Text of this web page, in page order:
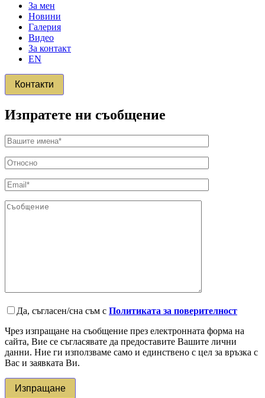
За мен
Новини
Галерия
Видео
За контакт
EN
Контакти
Изпратете ни съобщение
Да, съгласен/сна съм с Политиката за поверителност
Чрез изпращане на съобщение през електронната форма на
сайта, Вие се съгласявате да предоставите Вашите лични
данни. Ние ги използваме само и единствено с цел за връзка с
Вас и заявката Ви.